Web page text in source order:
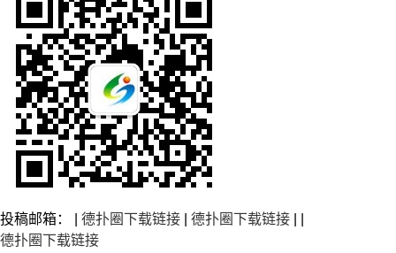
投稿邮箱： | 德扑圈下载链接 德扑圈下载链接
德扑圈下载链接